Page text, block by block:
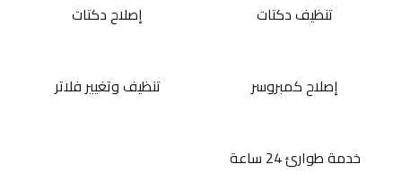
تنظيف دكتات إصلاح دكتات
إصلاح كمبروسر تنظيف وتغيير فلاتر
خدمة طوارئ 24 ساعة